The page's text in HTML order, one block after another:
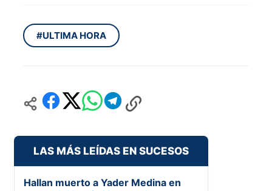
#ULTIMA HORA
LAS MÁS LEÍDAS EN SUCESOS
Hallan muerto a Yader Medina en